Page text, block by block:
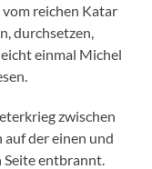
reichen Katar
durchsetzen,
einmal Michel
zwischen
auf der einen und
entbrannt.